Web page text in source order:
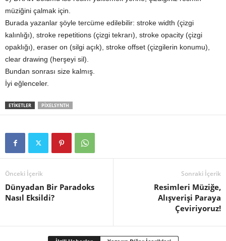
müziğini çalmak için.
Burada yazanlar şöyle tercüme edilebilir: stroke width (çizgi
kalınlığı), stroke repetitions (çizgi tekrarı), stroke opacity (çizgi
opaklığı), eraser on (silgi açık), stroke offset (çizgilerin konumu),
clear drawing (herşeyi sil).
Bundan sonrası size kalmış.
İyi eğlenceler.
ETIKETLER PIXELSYNTH
Önceki İçerik
Dünyadan Bir Paradoks
Nasıl Eksildi?
Sonraki İçerik
Resimleri Müziğe,
Alışverişi Paraya
Çeviriyoruz!